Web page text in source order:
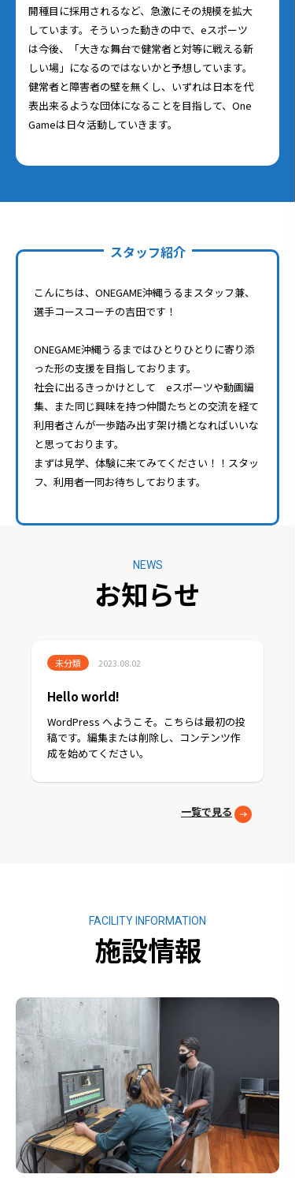
開種目に採用されるなど、急激にその規模を拡大
しています。そういった動きの中で、eスポーツ
は今後、「大きな舞台で健常者と対等に戦える新
しい場」になるのではないかと予想しています。
健常者と障害者の壁を無くし、いずれは日本を代
表出来るような団体になることを目指して、One
Gameは日々活動していきます。
スタッフ紹介
こんにちは、ONEGAME沖縄うるまスタッフ兼、
選手コースコーチの吉田です！
ONEGAME沖縄うるまではひとりひとりに寄り添
った形の支援を目指しております。
社会に出るきっかけとして eスポーツや動画編
集、また同じ興味を持つ仲間たちとの交流を経て
利用者さんが一歩踏み出す架け橋となればいいな
と思っております。
まずは見学、体験に来てみてください！！スタッ
フ、利用者一同お待ちしております。
NEWS
お知らせ
未分類 2023.08.02
Hello world!
WordPress へようこそ。こちらは最初の投
稿です。編集または削除し、コンテンツ作
成を始めてください。
一覧で見る
FACILITY INFORMATION
施設情報